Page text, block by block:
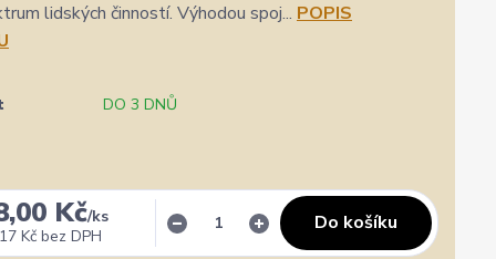
lidských činností. Výhodou spoj... POPIS
DO 3 DNŮ
Kč/ks
Kč bez DPH
Do košíku